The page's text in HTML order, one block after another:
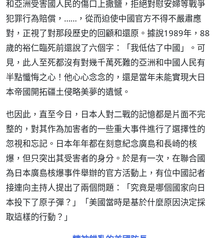
和亞洲受害國人民的傷口上撒鹽，拒絕對慰安婦等戰爭
犯罪行為賠償，……，從而迫使中國官方不得不嚴肅應
對，正視了對那段歷史的回顧和還原。據說1989年，88
歲的裕仁臨死前還說了六個字：「我低估了中國」。可
見，此人至死都沒有對幾千萬死難的亞洲和中國人民有
半點懺悔之心！他心心念念的，還是當年未能實現大日
本帝國開拓疆土侵略美夢的遺憾。
也因此，直至今日，日本人對二戰的記憶都是片面不完
整的，對其作為加害者的一些重大事件進行了選擇性的
忽視和忘記。日本年年都在刻意紀念廣島和長崎的核
爆，但只突出其受害者的身分。於是有一次，在聯合國
為日本廣島核爆事件舉辦的官方活動上，有位中國記者
接連向主持人提出了兩個問題：「究竟是哪個國家向日
本投下了原子彈？」「美國當時是基於什麼原因決定採
取這樣的行動？」